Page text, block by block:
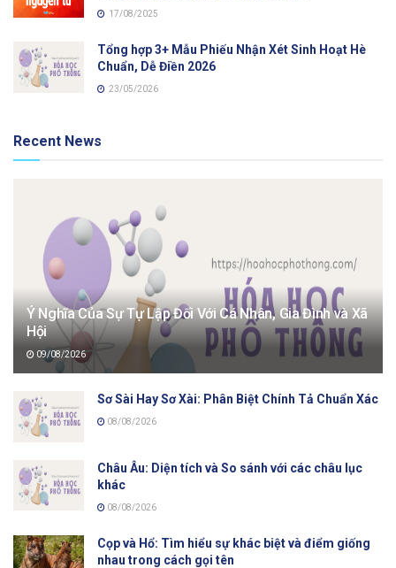
17/08/2025
Tổng hợp 3+ Mẫu Phiếu Nhận Xét Sinh Hoạt Hè
Chuẩn, Dễ Điền 2026
23/05/2026
Recent News
Ý Nghĩa Của Sự Tự Lập Đối Với Cá Nhân, Gia Đình và Xã
Hội
09/08/2026
Sơ Sài Hay Sơ Xài: Phân Biệt Chính Tả Chuẩn Xác
08/08/2026
Châu Âu: Diện tích và So sánh với các châu lục
khác
08/08/2026
Cọp và Hổ: Tìm hiểu sự khác biệt và điểm giống
nhau trong cách gọi tên